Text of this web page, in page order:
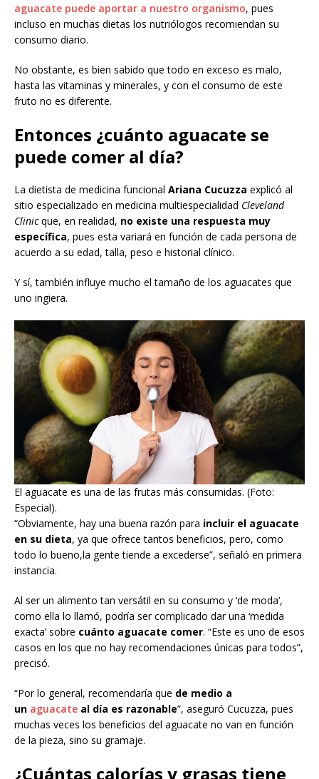
aguacate puede aportar a nuestro organismo, pues
incluso en muchas dietas los nutriólogos recomiendan su
consumo diario.
No obstante, es bien sabido que todo en exceso es malo,
hasta las vitaminas y minerales, y con el consumo de este
fruto no es diferente.
Entonces ¿cuánto aguacate se
puede comer al día?
La dietista de medicina funcional Ariana Cucuzza explicó al
sitio especializado en medicina multiespecialidad Cleveland
Clinicque, en realidad, no existe una respuesta muy
específica, pues esta variará en función de cada persona de
acuerdo a su edad, talla, peso e historial clínico.
Y sí, también influye mucho el tamaño de los aguacates que
uno ingiera.
El aguacate es una de las frutas más consumidas. (Foto:
Especial).
“Obviamente, hay una buena razón para incluir el aguacate
en su dieta, ya que ofrece tantos beneficios, pero, como
todo lo bueno,la gente tiende a excederse”, señaló en primera
instancia.
Al ser un alimento tan versátil en su consumo y ‘de moda’,
como ella lo llamó, podría ser complicado dar una ‘medida
exacta’ sobre cuánto aguacate comer. “Este es uno de esos
casos en los que no hay recomendaciones únicas para todos”,
precisó.
“Por lo general, recomendaría que de medio a
un aguacate al día es razonable”, aseguró Cucuzza, pues
muchas veces los beneficios del aguacate no van en función
de la pieza, sino su gramaje.
¿Cuántas calorías y grasas tiene